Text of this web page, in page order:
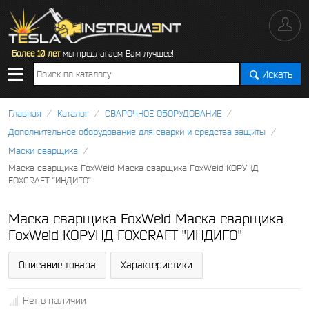
Более 10 летмы предлагаем Вам лучшее!
Искать
Главная / Каталог / СВАРОЧНОЕ ОБОРУДОВАНИЕ /
Дополнительное оборудование для сварки и средства защиты /
Маски сварщика /
Маска сварщика FoxWeld Маска сварщика FoxWeld КОРУНД
FOXCRAFT "ИНДИГО"
Маска сварщика FoxWeld Маска сварщика
FoxWeld КОРУНД FOXCRAFT "ИНДИГО"
Описание товара Характеристики
Нет в наличии